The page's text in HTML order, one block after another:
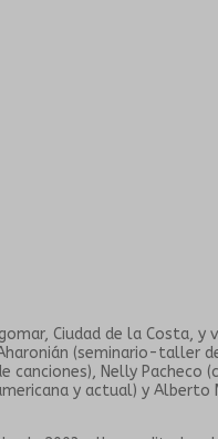
Ciudad de la Costa, y
(seminario-taller
canciones), Nelly Pacheco
y actual) y Alberto